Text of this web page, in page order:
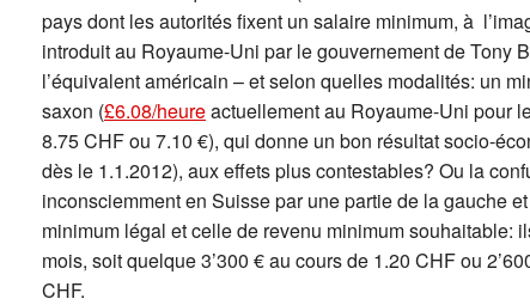
pays dont les autorités fixent un salaire minimum, à
introduit au Royaume-Uni par le gouvernement de Tony
l’équivalent américain – et selon quelles modalités: un
saxon (£6.08/heureactuellement au Royaume-Uni pour
8.75 CHF ou 7.10 €), qui donne un bon résultat socio-
dès le 1.1.2012), aux effets plus contestables? Ou la
inconsciemment en Suisse par une partie de la gauche
minimum légal et celle de revenu minimum souhaitable:
mois, soit quelque 3’300 € au cours de 1.20 CHF ou
CHF.